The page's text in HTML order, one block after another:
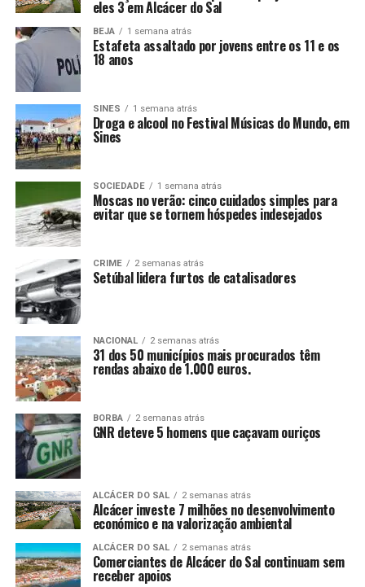
eles 3 em Alcácer do Sal
BEJA 1 semana atrás
Estafeta assaltado por jovens entre os 11 e os
18 anos
SINES 1 semana atrás
Droga e alcool no Festival Músicas do Mundo, em
Sines
SOCIEDADE 1 semana atrás
Moscas no verão: cinco cuidados simples para
evitar que se tornem hóspedes indesejados
CRIME 2 semanas atrás
Setúbal lidera furtos de catalisadores
NACIONAL 2 semanas atrás
31 dos 50 municípios mais procurados têm
rendas abaixo de 1.000 euros.
BORBA 2 semanas atrás
GNR deteve 5 homens que caçavam ouriços
ALCÁCER DO SAL 2 semanas atrás
Alcácer investe 7 milhões no desenvolvimento
económico e na valorização ambiental
ALCÁCER DO SAL 2 semanas atrás
Comerciantes de Alcácer do Sal continuam sem
receber apoios